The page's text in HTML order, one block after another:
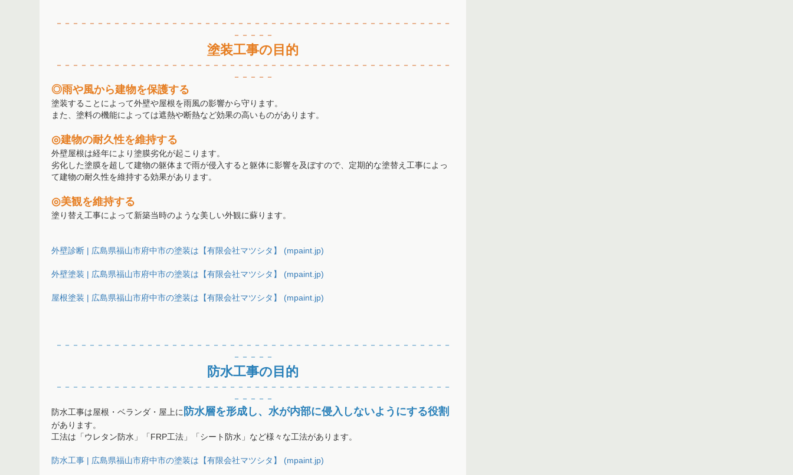
－－－－－－ －－－－－－－－－－－－－－－－－－－－－－－－－－－－－－－－－－－－－－－－ －－
－－－－ －
塗装工事の目的
－－－－－－ －－－－－－ －－－－－－－－－－－－－－－－－－－－－－－－－－－－－－－－－－－－
－－－－－
◎雨や風から建物を保護する
塗装することによって外壁や屋根を雨風の影響から守ります。
また、塗料の機能によっては遮熱や断熱など効果の高いものがあります。
◎建物の耐久性を維持する
外壁屋根は経年により塗膜劣化が起こります。
劣化した塗膜を超して建物の躯体まで雨が侵入すると躯体に影響を及ぼすので、定期的な塗替え工事によっ
て建物の耐久性を維持する効果があります。
◎美観を維持する
塗り替え工事によって新築当時のような美しい外観に蘇ります。
外壁診断 | 広島県福山市府中市の塗装は【有限会社マツシタ】 (mpaint.jp)
外壁塗装 | 広島県福山市府中市の塗装は【有限会社マツシタ】 (mpaint.jp)
屋根塗装 | 広島県福山市府中市の塗装は【有限会社マツシタ】 (mpaint.jp)
－－－－－－ －－－－－－－－－－－－－－－－－－－－－－－－－－－－－－－－－－－－－－－－－ －
－－－－－
防水工事の目的
－－－－－－ －－－－－－－－－－－－－－－－－－－－－－－－－－－－－－－－－－－－－－－－－ －
－－－－－
防水工事は屋根・ベランダ・屋上に 防水層を形成し、水が内部に侵入しないようにする役割
があります。
工法は「ウレタン防水」「FRP工法」「シート防水」など様々な工法があります。
防水工事 | 広島県福山市府中市の塗装は【有限会社マツシタ】 (mpaint.jp)